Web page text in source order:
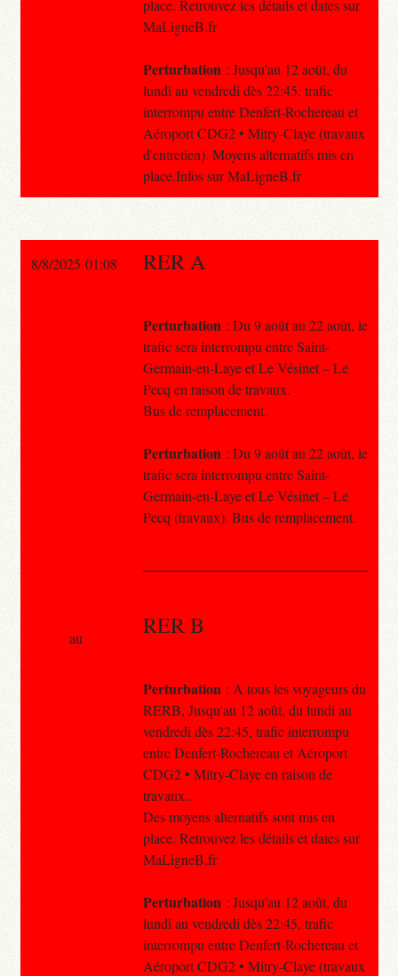
place. Retrouvez les détails et dates sur
MaLigneB.fr
Perturbation : Jusqu'au 12 août, du
lundi au vendredi dès 22:45, trafic
interrompu entre Denfert-Rochereau et
Aéroport CDG2 • Mitry-Claye (travaux
d'entretien). Moyens alternatifs mis en
place.Infos sur MaLigneB.fr
8/8/2025 01:08 RER A
Perturbation : Du 9 août au 22 août, le
trafic sera interrompu entre Saint-
Germain-en-Laye et Le Vésinet – Le
Pecq en raison de travaux.
Bus de remplacement.
Perturbation : Du 9 août au 22 août, le
trafic sera interrompu entre Saint-
Germain-en-Laye et Le Vésinet – Le
Pecq (travaux). Bus de remplacement.
RER B
Perturbation : A tous les voyageurs du
RERB, Jusqu'au 12 août, du lundi au
vendredi dès 22:45, trafic interrompu
entre Denfert-Rochereau et Aéroport
CDG2 • Mitry-Claye en raison de
travaux..
Des moyens alternatifs sont mis en
place. Retrouvez les détails et dates sur
MaLigneB.fr
Perturbation : Jusqu'au 12 août, du
lundi au vendredi dès 22:45, trafic
interrompu entre Denfert-Rochereau et
Aéroport CDG2 • Mitry-Claye (travaux
au